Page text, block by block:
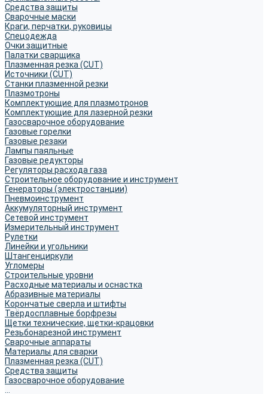
Средства защиты
Сварочные маски
Краги, перчатки, руковицы
Спецодежда
Очки защитные
Палатки сварщика
Плазменная резка (CUT)
Источники (CUT)
Станки плазменной резки
Плазмотроны
Комплектующие для плазмотронов
Комплектующие для лазерной резки
Газосварочное оборудование
Газовые горелки
Газовые резаки
Лампы паяльные
Газовые редукторы
Регуляторы расхода газа
Строительное оборудование и инструмент
Генераторы (электростанции)
Пневмоинструмент
Аккумуляторный инструмент
Сетевой инструмент
Измерительный инструмент
Рулетки
Линейки и угольники
Штангенциркули
Угломеры
Строительные уровни
Расходные материалы и оснастка
Абразивные материалы
Корончатые сверла и штифты
Твёрдосплавные борфрезы
Щетки технические, щетки-крацовки
Резьбонарезной инструмент
Сварочные аппараты
Материалы для сварки
Плазменная резка (CUT)
Средства защиты
Газосварочное оборудование